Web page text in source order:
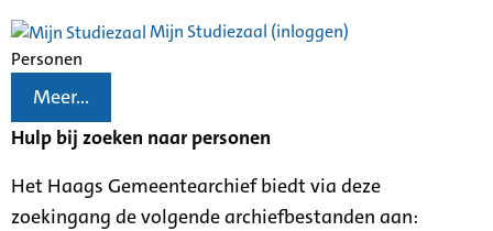
Mijn Studiezaal (inloggen)
Personen
Meer...
Hulp bij zoeken naar personen
Het Haags Gemeentearchief biedt via deze
zoekingang de volgende archiefbestanden aan: